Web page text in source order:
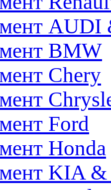
AUDI
BMW
Chery
Ford
Honda
KIA